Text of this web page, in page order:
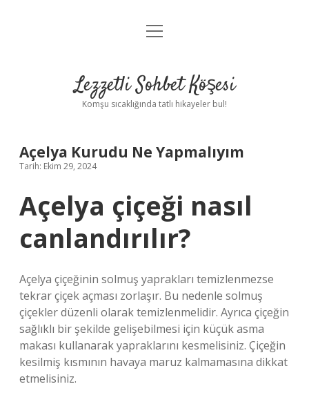
Anasayfa
Yasal Uyarı
menüyü
Lezzetli Sohbet Köşesi
Komşu sıcaklığında tatlı hikayeler bul!
Açelya Kurudu Ne Yapmalıyım
Tarih: Ekim 29, 2024
Açelya çiçeği nasıl
canlandırılır?
Açelya çiçeğinin solmuş yaprakları temizlenmezse
tekrar çiçek açması zorlaşır. Bu nedenle solmuş
çiçekler düzenli olarak temizlenmelidir. Ayrıca çiçeğin
sağlıklı bir şekilde gelişebilmesi için küçük asma
makası kullanarak yapraklarını kesmelisiniz. Çiçeğin
kesilmiş kısmının havaya maruz kalmamasına dikkat
etmelisiniz.